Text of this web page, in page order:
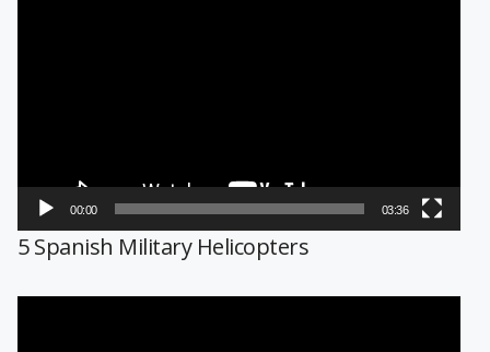
00:00 03:36
5 Spanish Military Helicopters